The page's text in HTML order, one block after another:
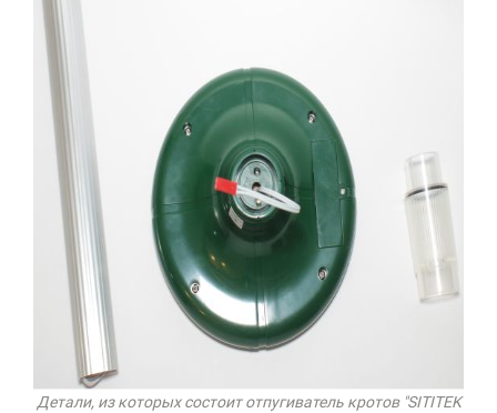
Детали, из которых состоит отпугиватель кротов "SITITEK